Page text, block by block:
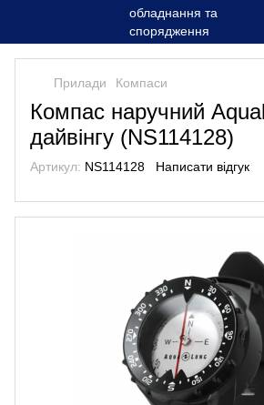
Прилади Компаси
Компас наручний
дайвінгу (NS114128)
Артикул: NS114128 Написати відгук